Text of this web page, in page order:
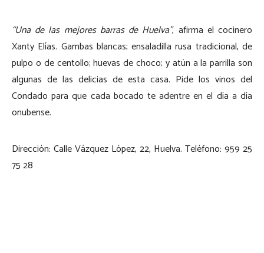
“Una de las mejores barras de Huelva”, afirma el cocinero
Xanty Elías. Gambas blancas; ensaladilla rusa tradicional, de
pulpo o de centollo; huevas de choco; y atún a la parrilla son
algunas de las delicias de esta casa. Pide los vinos del
Condado para que cada bocado te adentre en el día a día
onubense.
Dirección: Calle Vázquez López, 22, Huelva. Teléfono: 959 25
75 28